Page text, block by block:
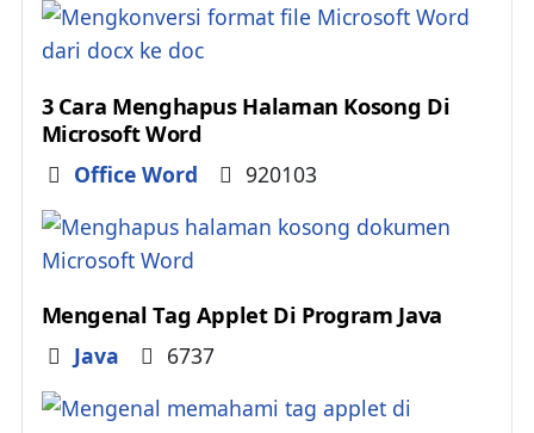
3 Cara Menghapus Halaman Kosong Di
Microsoft Word
Details
Office Word 920103
Mengenal Tag Applet Di Program Java
Details
Java 6737